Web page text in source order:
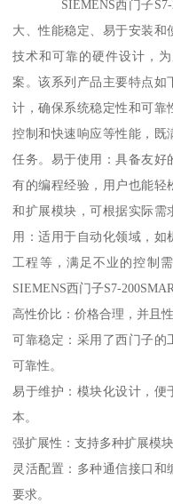
SIEMENS西门子S7-
大、性能稳定、易于安装和
技术和可靠的硬件设计，
案。该系列产品主要特点如
计，确保系统稳定性和可靠
控制和快速响应等性能，既
任务。易于使用：具备友好
有的编程经验，用户也能轻
和扩展模块，可根据实际需
用：适用于自动化领域，如
工程等，满足不业的控制
SIEMENS西门子S7-
高性价比：价格合理，并且
可靠稳定：采用了西门子的
可靠性。
易于维护：模块化设计，便
本。
强扩展性：支持多种扩展模
灵活配置：多种通信接口
要求。